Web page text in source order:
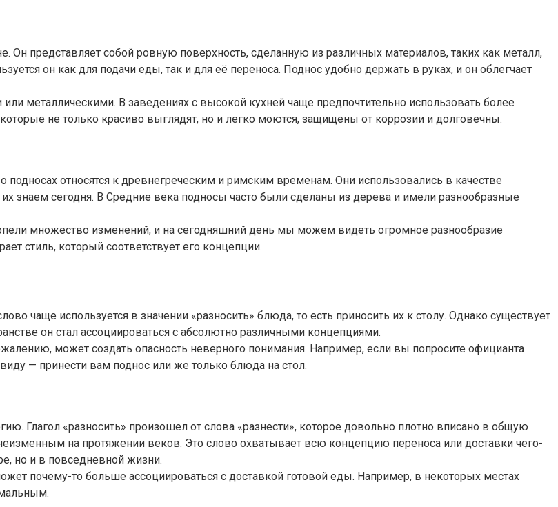
представляет собой ровную поверхность, сделанную из различных материалов, таких как металл,
он как для подачи еды, так и для её переноса. Поднос удобно держать в руках, и он облегчает
металлическими. В заведениях с высокой кухней чаще предпочтительно использовать более
не только красиво выглядят, но и легко моются, защищены от коррозии и долговечны.
относятся к древнегреческим и римским временам. Они использовались в качестве
знаем сегодня. В Средние века подносы часто были сделаны из дерева и имели разнообразные
множество изменений, и на сегодняшний день мы можем видеть огромное разнообразие
стиль, который соответствует его концепции.
чаще используется в значении «разносить» блюда, то есть приносить их к столу. Однако существует
он стал ассоциироваться с абсолютно различными концепциями.
может создать опасность неверного понимания. Например, если вы попросите официанта
— принести вам поднос или же только блюда на стол.
Глагол «разносить» произошел от слова «разнести», которое довольно плотно вписано в общую
на протяжении веков. Это слово охватывает всю концепцию переноса или доставки чего-
но и в повседневной жизни.
почему-то больше ассоциироваться с доставкой готовой еды. Например, в некоторых местах